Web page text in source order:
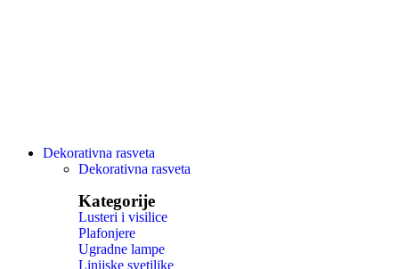
Dekorativna rasveta
Dekorativna rasveta
Kategorije
Lusteri i visilice
Plafonjere
Ugradne lampe
Linijske svetiljke